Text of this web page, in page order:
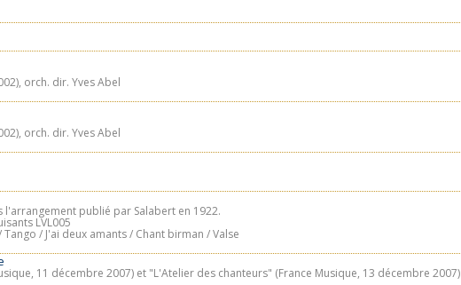
orch. dir. Yves Abel
orch. dir. Yves Abel
publié par Salabert en 1922.
LVL005
/ J'ai deux amants / Chant birman / Valse
11 décembre 2007) et "L'Atelier des chanteurs" (France Musique, 13 décembre 2007)